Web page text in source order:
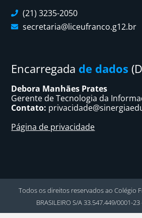
(21) 3235-2050
secretaria@liceufranco.g12.br
Encarregada de dados
Debora Manhães Prates
Gerente de Tecnologia da
Contato:
Página de privacidade
Todos os direitos reservados ao Colégio
BRASILEIRO S/A 33.547.449/0001-